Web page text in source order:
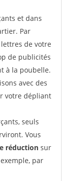
et dans
Par
de votre
de publicités
à la poubelle.
avec des
votre dépliant
seuls
Vous
réduction sur
par